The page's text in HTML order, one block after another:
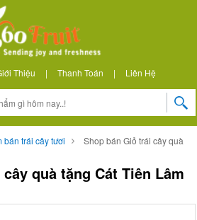
Thiệu | Thanh Toán | Liên Hệ
bán trái cây tươi
Shop bán Giỏ trái cây quà
quà tặng Cát Tiên Lâm